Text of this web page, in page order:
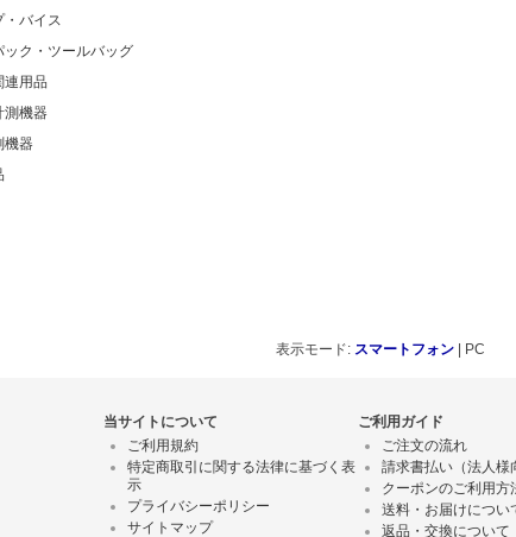
・バイス
ック・ツールバッグ
連用品
測機器
機器
表示モード: スマートフォン | PC
当サイトについて
ご利用規約
特定商取引に関する法律に基づく表
示
プライバシーポリシー
サイトマップ
ご利用ガイド
ご注文の流れ
請求書払い（法人様
クーポンのご利用方
送料・お届けについ
返品・交換について